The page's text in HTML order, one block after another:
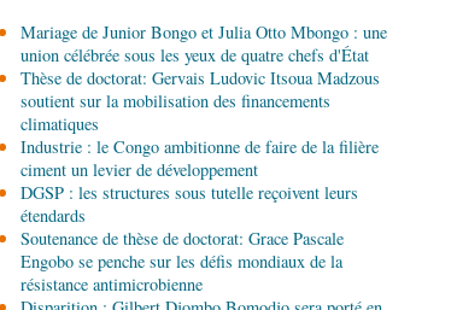
SociétéÉpidémie d'Ebola : le gouvernement
renforce la riposte avec l'appui de l'OMS et
d'Africa CDC
06-08-2026 12:38
SportCommuniqué : Samira Leonie, nouvelle
ambassadrice de la marque 1xBet Congo-
Brazzaville
06-08-2026 09:30
PolitiqueAssemblée nationale: la Commission
Ecofin s’imprègne des réalités du CHU-B
Mariage de Junior Bongo et Julia Otto Mbongo : une
union célébrée sous les yeux de quatre chefs d'État
Thèse de doctorat: Gervais Ludovic Itsoua Madzous
soutient sur la mobilisation des financements
climatiques
Industrie : le Congo ambitionne de faire de la filière
ciment un levier de développement
DGSP : les structures sous tutelle reçoivent leurs
étendards
Soutenance de thèse de doctorat: Grace Pascale
Engobo se penche sur les défis mondiaux de la
résistance antimicrobienne